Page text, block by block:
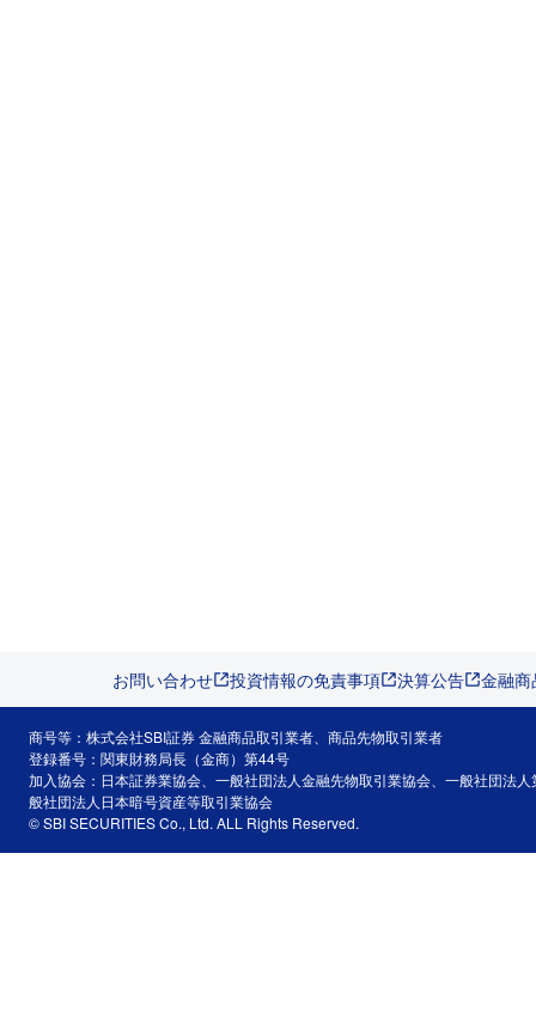
お問い合わせ 投資情報の免責事項 決算公告 金融
商号等：株式会社SBI証券 金融商品取引業者、商品先物取引業者
登録番号：関東財務局長（金商）第44号
加入協会：日本証券業協会、一般社団法人金融先物取引業協会、一般社団法
般社団法人日本暗号資産等取引業協会
© SBI SECURITIES Co., Ltd. ALL Rights Reserved.